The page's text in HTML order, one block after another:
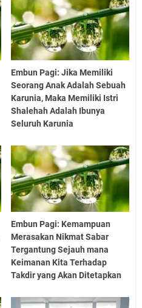
Embun Pagi: Jika Memiliki
Seorang Anak Adalah Sebuah
Karunia, Maka Memiliki Istri
Shalehah Adalah Ibunya
Seluruh Karunia
Embun Pagi: Kemampuan
Merasakan Nikmat Sabar
Tergantung Sejauh mana
Keimanan Kita Terhadap
Takdir yang Akan Ditetapkan